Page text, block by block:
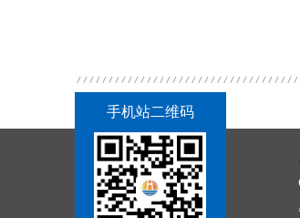
手机站二维码